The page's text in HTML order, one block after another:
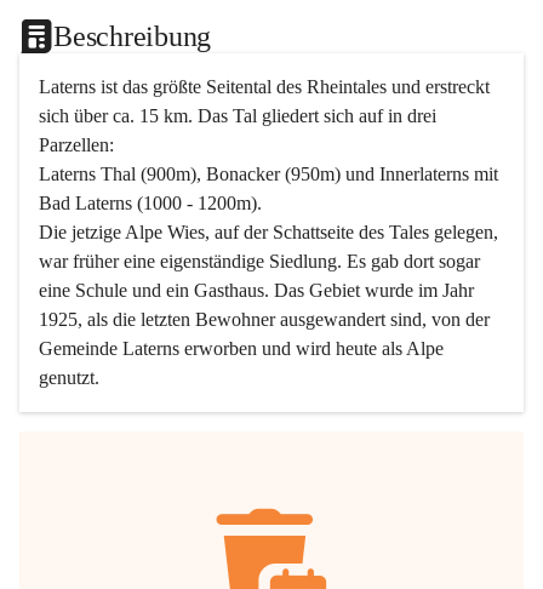
Beschreibung
Laterns ist das größte Seitental des Rheintales und erstreckt
sich über ca. 15 km. Das Tal gliedert sich auf in drei
Parzellen:
Laterns Thal (900m), Bonacker (950m) und Innerlaterns mit
Bad Laterns (1000 - 1200m).
Die jetzige Alpe Wies, auf der Schattseite des Tales gelegen,
war früher eine eigenständige Siedlung. Es gab dort sogar
eine Schule und ein Gasthaus. Das Gebiet wurde im Jahr
1925, als die letzten Bewohner ausgewandert sind, von der
Gemeinde Laterns erworben und wird heute als Alpe
genutzt.